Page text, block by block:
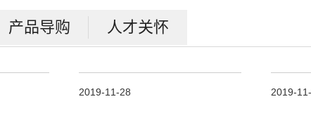
产品导购 人才关怀
2019-11-28 2019-